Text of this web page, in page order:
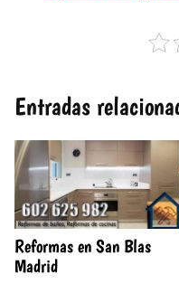
Entradas
Reformas en San Blas
Madrid